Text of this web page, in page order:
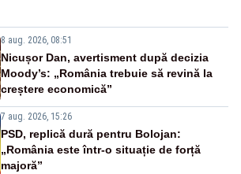
8 aug. 2026, 08:51
Nicușor Dan, avertisment după decizia
Moody’s: „România trebuie să revină la
creștere economică”
7 aug. 2026, 15:26
PSD, replică dură pentru Bolojan:
„România este într-o situație de forță
majoră”